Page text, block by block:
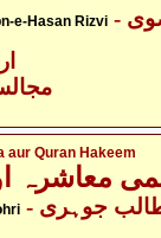
e-Hasan Rizvi
-
aur Quran Hakeem
معاشرہ
طالب جوہری